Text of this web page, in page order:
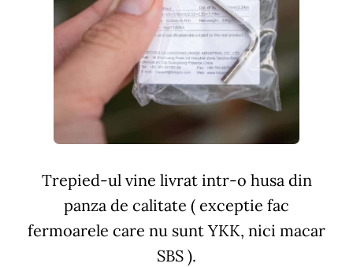
Trepied-ul vine livrat intr-o husa din
panza de calitate ( exceptie fac
fermoarele care nu sunt YKK, nici macar
SBS ).